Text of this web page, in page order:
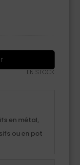
EN STOCK
en métal,
ou en pot